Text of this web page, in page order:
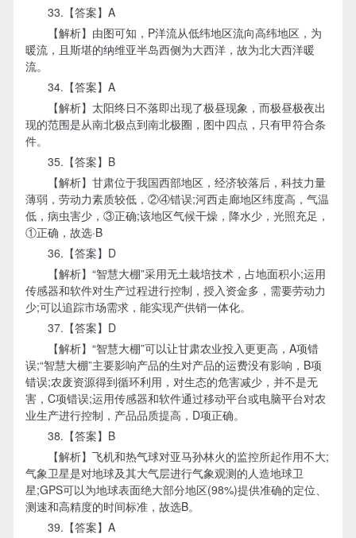
33.【答案】A
【解析】由图可知，P洋流从低纬地区流向高纬地区，为
暖流，且斯堪的纳维亚半岛西侧为大西洋，故为北大西洋暖
流。
34.【答案】A
【解析】太阳终日不落即出现了极昼现象，而极昼极夜出
现的范围是从南北极点到南北极圈，图中四点，只有甲符合条
件。
35.【答案】B
【解析】甘肃位于我国西部地区，经济较落后，科技力量
薄弱，劳动力素质较低，②④错误;河西走廊地区纬度高，气温
低，病虫害少，③正确;该地区气候干燥，降水少，光照充足，
①正确，故选·B
36.【答案】D
【解析】“智慧大棚”采用无土栽培技术，占地面积小;运用
传感器和软件对生产过程进行控制，授入资金多，需要劳动力
少;可以追踪市场需求，能实现产供销一体化。
37.【答案】D
【解析】“智慧大棚”可以让甘肃农业投入更更高，A项错
误;“智慧大棚”主要影响产品的生对产品的运费没有影响，B项
错误;农废资源得到循环利用，对生态的危害减少，并不是无
害，C项错误;运用传感器和软件通过移动平台或电脑平台对农
业生产进行控制，产品品质提高，D项正确。
38.【答案】B
【解析】飞机和热气球对亚马孙林火的监控所起作用不大;
气象卫星是对地球及其大气层进行气象观测的人造地球卫
星;GPS可以为地球表面绝大部分地区(98%)提供准确的定位、
测速和高精度的时间标准，故选B。
39.【答案】A